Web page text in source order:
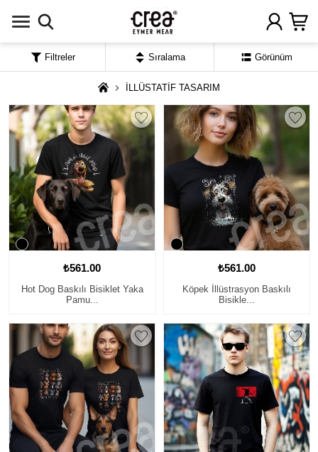
İLLÜSTATİF TASARIM
₺561.00
Hot Dog Baskılı Bisiklet Yaka
Pamu...
₺561.00
Köpek İllüstrasyon Baskılı
Bisikle...
Filtreler Sıralama Görünüm